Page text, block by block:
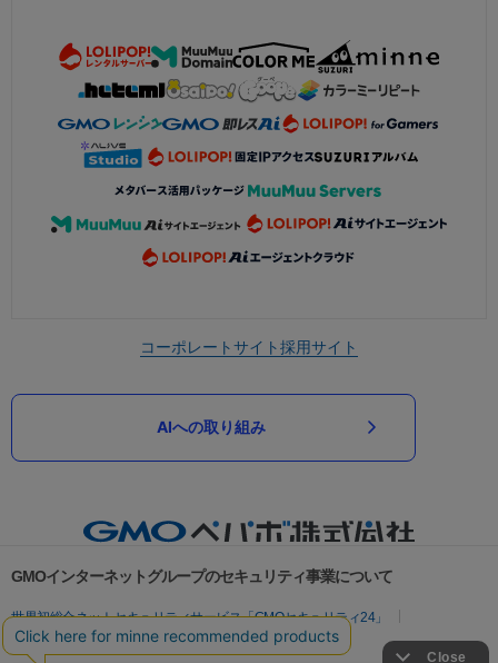
コーポレートサイト採用サイト
AIへの取り組み
GMOインターネットグループのセキュリティ事業について
世界初総合ネットセキュリティサービス「GMOセキュリティ24」
パスワード漏洩診断
Webサイトリスク診断